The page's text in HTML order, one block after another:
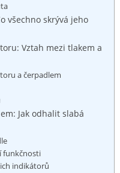
všechno skrývá​ jeho
Vztah mezi tlakem a
a‌ čerpadlem
Jak‌ odhalit slabá
funkčnosti
​indikátorů